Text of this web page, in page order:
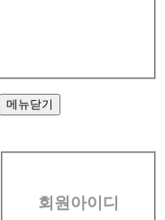
메뉴닫기
회
회원아이디